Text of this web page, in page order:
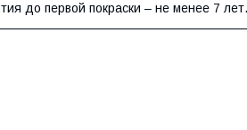
до первой покраски – не менее 7 лет.